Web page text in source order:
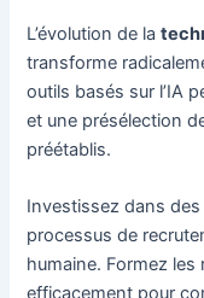
L’évolution de la
transforme
outils basés sur l’IA
et une présélection
préétablis.
Investissez dans des
processus de
humaine. Formez les